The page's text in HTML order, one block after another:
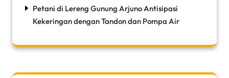
Petani di Lereng Gunung Arjuno Antisipasi
Kekeringan dengan Tandon dan Pompa Air